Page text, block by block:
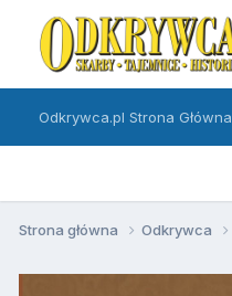
Odkrywca.pl Strona Główna
Strona główna Odkrywca